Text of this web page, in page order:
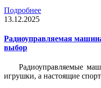
Подробнее
13.12.2025
Радиоуправляемая
выбор
Радиоуправляемые
игрушки, а настоящие